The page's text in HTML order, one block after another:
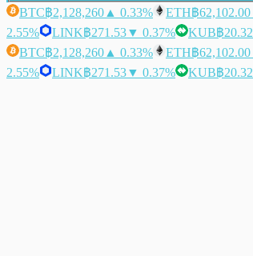
BTC฿2,128,260 ▲ 0.33% ETH฿62,102.00
2.55%
LINK฿271.53▼ 0.37% KUB฿20.32
BTC฿2,128,260 ▲ 0.33% ETH฿62,102.00
2.55%
LINK฿271.53▼ 0.37% KUB฿20.32